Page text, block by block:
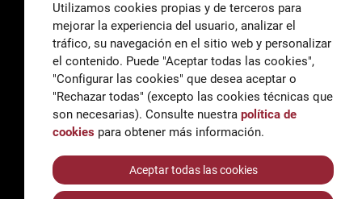
General
correu@escoladeltreball.org
Información
informacio@escoladeltreball.org
Trámites de secretaría
Utilizamos cookies propias y de terceros para
mejorar la experiencia del usuario, analizar el
tráfico, su navegación en el sitio web y personalizar
el contenido. Puede "Aceptar todas las cookies",
"Configurar las cookies" que desea aceptar o
"Rechazar todas" (excepto las cookies técnicas que
son necesarias). Consulte nuestra política de
cookies para obtener más información.
Aceptar todas las cookies